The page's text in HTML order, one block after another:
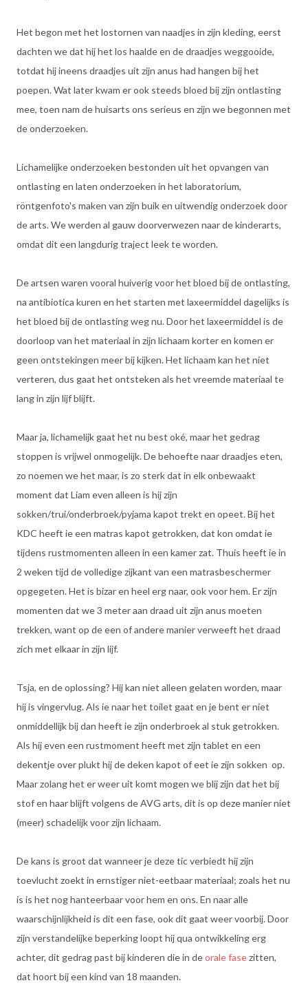
Het begon met het lostornen van naadjes in zijn kleding, eerst
dachten we dat hij het los haalde en de draadjes weggooide,
totdat hij ineens draadjes uit zijn anus had hangen bij het
poepen. Wat later kwam er ook steeds bloed bij zijn ontlasting
mee, toen nam de huisarts ons serieus en zijn we begonnen met
de onderzoeken.
Lichamelijke onderzoeken bestonden uit het opvangen van
ontlasting en laten onderzoeken in het laboratorium,
röntgenfoto's maken van zijn buik en uitwendig onderzoek door
de arts. We werden al gauw doorverwezen naar de kinderarts,
omdat dit een langdurig traject leek te worden.
De artsen waren vooral huiverig voor het bloed bij de ontlasting,
na antibiotica kuren en het starten met laxeermiddel dagelijks is
het bloed bij de ontlasting weg nu. Door het laxeermiddel is de
doorloop van het materiaal in zijn lichaam korter en komen er
geen ontstekingen meer bij kijken. Het lichaam kan het niet
verteren, dus gaat het ontsteken als het vreemde materiaal te
lang in zijn lijf blijft.
Maar ja, lichamelijk gaat het nu best oké, maar het gedrag
stoppen is vrijwel onmogelijk. De behoefte naar draadjes eten,
zo noemen we het maar, is zo sterk dat in elk onbewaakt
moment dat Liam even alleen is hij zijn
sokken/trui/onderbroek/pyjama kapot trekt en opeet. Bij het
KDC heeft ie een matras kapot getrokken, dat kon omdat ie
tijdens rustmomenten alleen in een kamer zat. Thuis heeft ie in
2 weken tijd de volledige zijkant van een matrasbeschermer
opgegeten. Het is bizar en heel erg naar, ook voor hem. Er zijn
momenten dat we 3 meter aan draad uit zijn anus moeten
trekken, want op de een of andere manier verweeft het draad
zich met elkaar in zijn lijf.
Tsja, en de oplossing? Hij kan niet alleen gelaten worden, maar
hij is vingervlug. Als ie naar het toilet gaat en je bent er niet
onmiddellijk bij dan heeft ie zijn onderbroek al stuk getrokken.
Als hij even een rustmoment heeft met zijn tablet en een
dekentje over plukt hij de deken kapot of eet ie zijn sokken op.
Maar zolang het er weer uit komt mogen we blij zijn dat het bij
stof en haar blijft volgens de AVG arts, dit is op deze manier niet
(meer) schadelijk voor zijn lichaam.
De kans is groot dat wanneer je deze tic verbiedt hij zijn
toevlucht zoekt in ernstiger niet-eetbaar materiaal; zoals het nu
is is het nog hanteerbaar voor hem en ons. En naar alle
waarschijnlijkheid is dit een fase, ook dit gaat weer voorbij. Door
zijn verstandelijke beperking loopt hij qua ontwikkeling erg
achter, dit gedrag past bij kinderen die in deorale fasezitten,
dat hoort bij een kind van 18 maanden.